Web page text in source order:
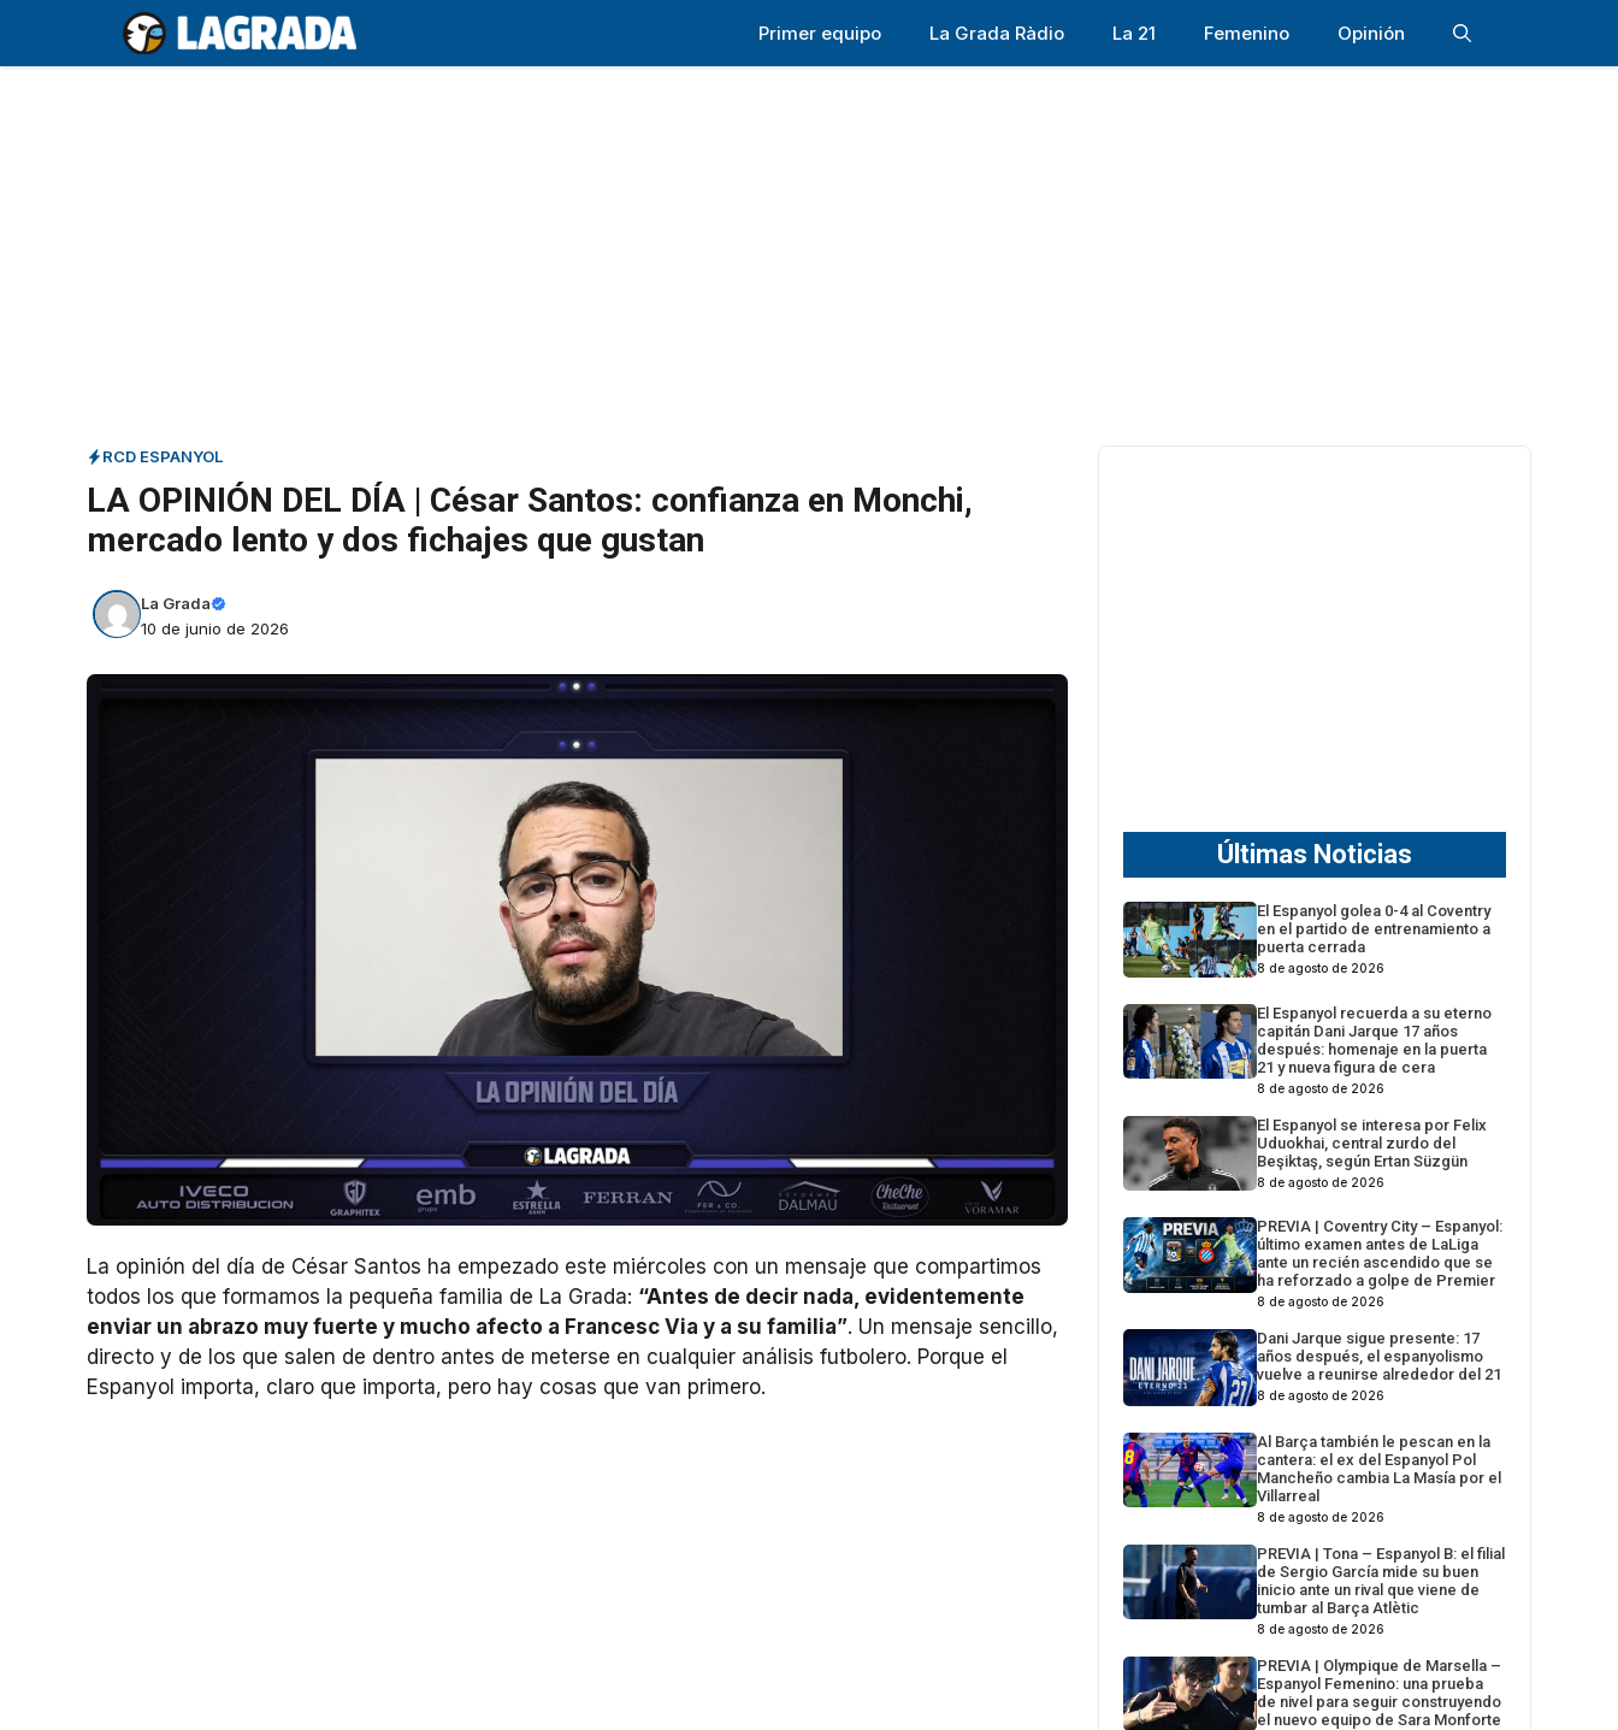
contenido
Primer equipo La Grada Ràdio La 21 Femenino Opinión
RCD ESPANYOL
LA OPINIÓN DEL DÍA | César Santos: confianza en Monchi,
mercado lento y dos fichajes que gustan
La Grada
10 de junio de 2026
La opinión del día de César Santos ha empezado este miércoles con un mensaje que compartimos
todos los que formamos la pequeña familia de La Grada: “Antes de decir nada, evidentemente
enviar un abrazo muy fuerte y mucho afecto a Francesc Via y a su familia”. Un mensaje sencillo,
directo y de los que salen de dentro antes de meterse en cualquier análisis futbolero. Porque el
Espanyol importa, claro que importa, pero hay cosas que van primero.
Últimas Noticias
El Espanyol golea 0-4 al Coventry
en el partido de entrenamiento a
puerta cerrada
8 de agosto de 2026
El Espanyol recuerda a su eterno
capitán Dani Jarque 17 años
después: homenaje en la puerta
21 y nueva figura de cera
8 de agosto de 2026
El Espanyol se interesa por Felix
Uduokhai, central zurdo del
Beşiktaş, según Ertan Süzgün
8 de agosto de 2026
PREVIA | Coventry City – Espanyol:
último examen antes de LaLiga
ante un recién ascendido que se
ha reforzado a golpe de Premier
8 de agosto de 2026
Dani Jarque sigue presente: 17
años después, el espanyolismo
vuelve a reunirse alrededor del 21
8 de agosto de 2026
Al Barça también le pescan en la
cantera: el ex del Espanyol Pol
Mancheño cambia La Masía por el
Villarreal
8 de agosto de 2026
PREVIA | Tona – Espanyol B: el filial
de Sergio García mide su buen
inicio ante un rival que viene de
tumbar al Barça Atlètic
8 de agosto de 2026
PREVIA | Olympique de Marsella –
Espanyol Femenino: una prueba
de nivel para seguir construyendo
el nuevo equipo de Sara Monforte